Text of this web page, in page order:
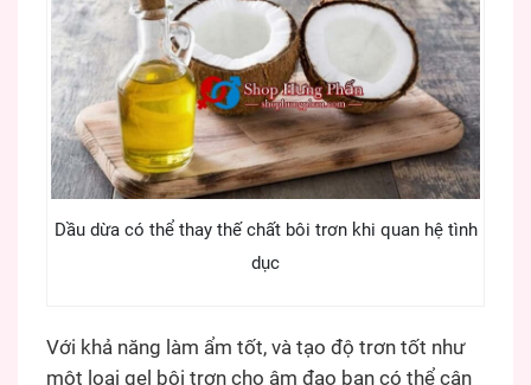
Dầu dừa có thể thay thế chất bôi trơn khi quan hệ tình
dục
Với khả năng làm ẩm tốt, và tạo độ trơn tốt như
một loại gel bôi trơn cho âm đạo bạn có thể cân